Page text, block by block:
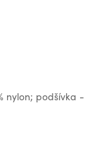
nylon; podšívka -